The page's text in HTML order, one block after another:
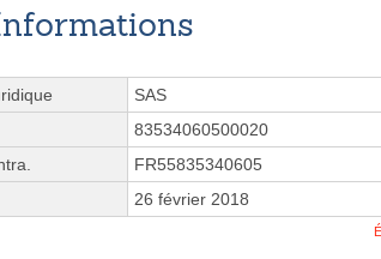
SAS
83534060500020
FR55835340605
26 février 2018